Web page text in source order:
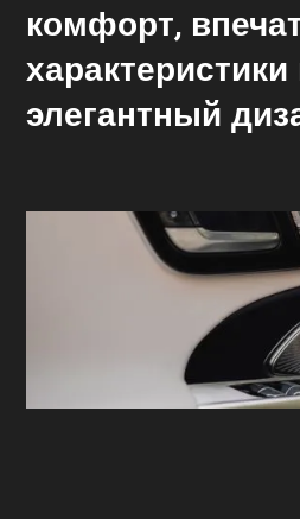
комфорт,
характеристики
элегантный